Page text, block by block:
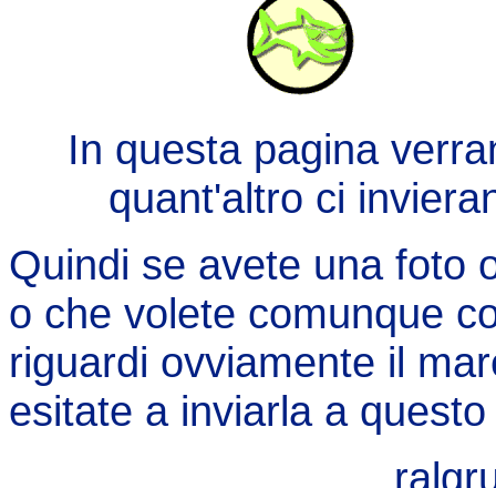
In questa pagina
quant'altro ci
Quindi se avete una foto
o che volete comunque
riguardi ovviamente il
esitate a inviarla a